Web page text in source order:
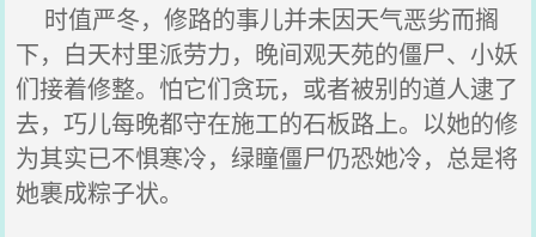
时值严冬，修路的事儿并未因天气恶劣而搁
下，白天村里派劳力，晚间观天苑的僵尸、小妖
们接着修整。怕它们贪玩，或者被别的道人逮了
去，巧儿每晚都守在施工的石板路上。以她的修
为其实已不惧寒冷，绿瞳僵尸仍恐她冷，总是将
她裹成粽子状。